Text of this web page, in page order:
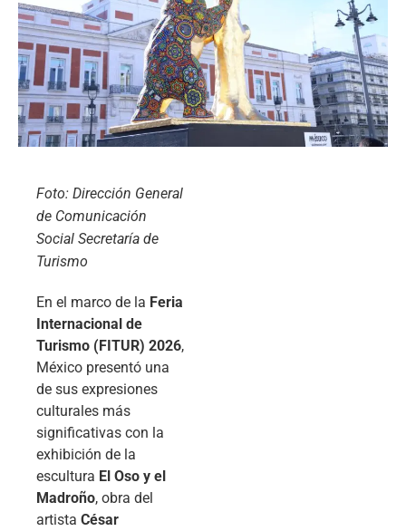
Foto: Dirección General
de Comunicación
Social Secretaría de
Turismo
En el marco de la Feria
Internacional de
Turismo (FITUR) 2026,
México presentó una
de sus expresiones
culturales más
significativas con la
exhibición de la
escultura El Oso y el
Madroño, obra del
artista César